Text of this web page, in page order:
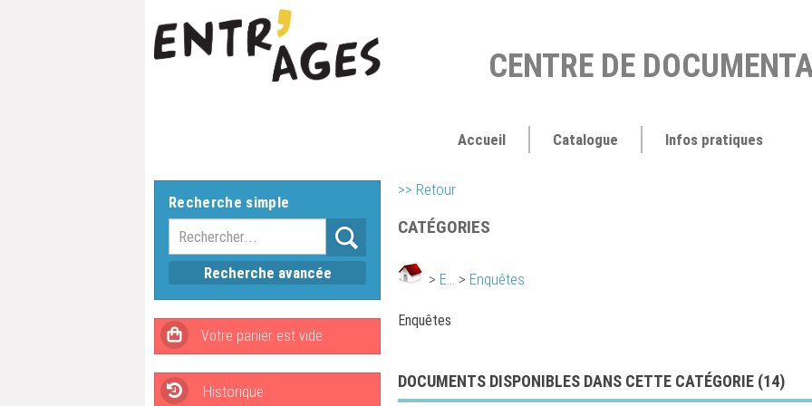
CENTRE DE
Accueil Catalogue Infos pratiques
>> Retour
CATÉGORIES
> E... > Enquêtes
Enquêtes
DOCUMENTS DISPONIBLES DANS CETTE CATÉGORIE (14)
Recherche simple
Recherche avancée
Historique